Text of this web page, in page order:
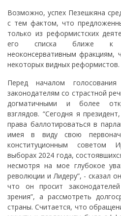
Возможно, успех Пезешкяна
с тем фактом, что
только из реформистских
его списка ближе к
неоконсервативным фракциям,
некоторых видных реформистов.
Перед началом
законодателям со страстной
догматичными и более
взглядов. “Сегодня я
права баллотироваться в
имея в виду свою
конституционным советом
выборах 2024 года,
несмотря на мое глубокое
революции и Лидеру”, - сказал
что он просит
зрения”, а рассмотреть
страны. Считается, что